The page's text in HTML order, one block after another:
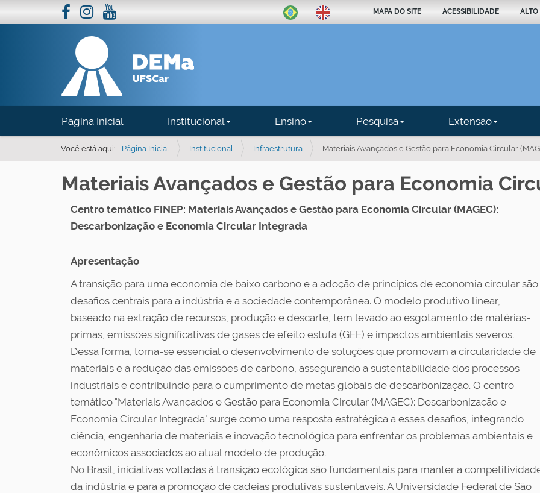
MAPA DO SITE ACESSIBILIDADE ALTO
Página Inicial Institucional Ensino Pesquisa Extensão
Você está aqui: Página Inicial Institucional Infraestrutura Materiais Avançados e Gestão para Economia Circular
Materiais Avançados e Gestão para Economia
Centro temático FINEP: Materiais Avançados e Gestão para Economia Circular (MAGEC):
Descarbonização e Economia Circular Integrada
Apresentação
A transição para uma economia de baixo carbono e a adoção de princípios de economia circular são
desafios centrais para a indústria e a sociedade contemporânea. O modelo produtivo linear,
baseado na extração de recursos, produção e descarte, tem levado ao esgotamento de matérias-
primas, emissões significativas de gases de efeito estufa (GEE) e impactos ambientais severos.
Dessa forma, torna-se essencial o desenvolvimento de soluções que promovam a circularidade de
materiais e a redução das emissões de carbono, assegurando a sustentabilidade dos processos
industriais e contribuindo para o cumprimento de metas globais de descarbonização. O centro
temático "Materiais Avançados e Gestão para Economia Circular (MAGEC): Descarbonização e
Economia Circular Integrada" surge como uma resposta estratégica a esses desafios, integrando
ciência, engenharia de materiais e inovação tecnológica para enfrentar os problemas ambientais e
econômicos associados ao atual modelo de produção.
No Brasil, iniciativas voltadas à transição ecológica são fundamentais para manter a
da indústria e para a promoção de cadeias produtivas sustentáveis. A Universidade Federal de São